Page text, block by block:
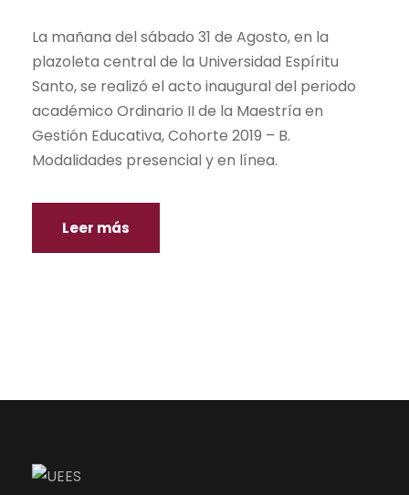
La mañana del sábado 31 de Agosto, en la
plazoleta central de la Universidad Espíritu
Santo, se realizó el acto inaugural del periodo
académico Ordinario II de la Maestría en
Gestión Educativa, Cohorte 2019 – B.
Modalidades presencial y en línea.
Leer más